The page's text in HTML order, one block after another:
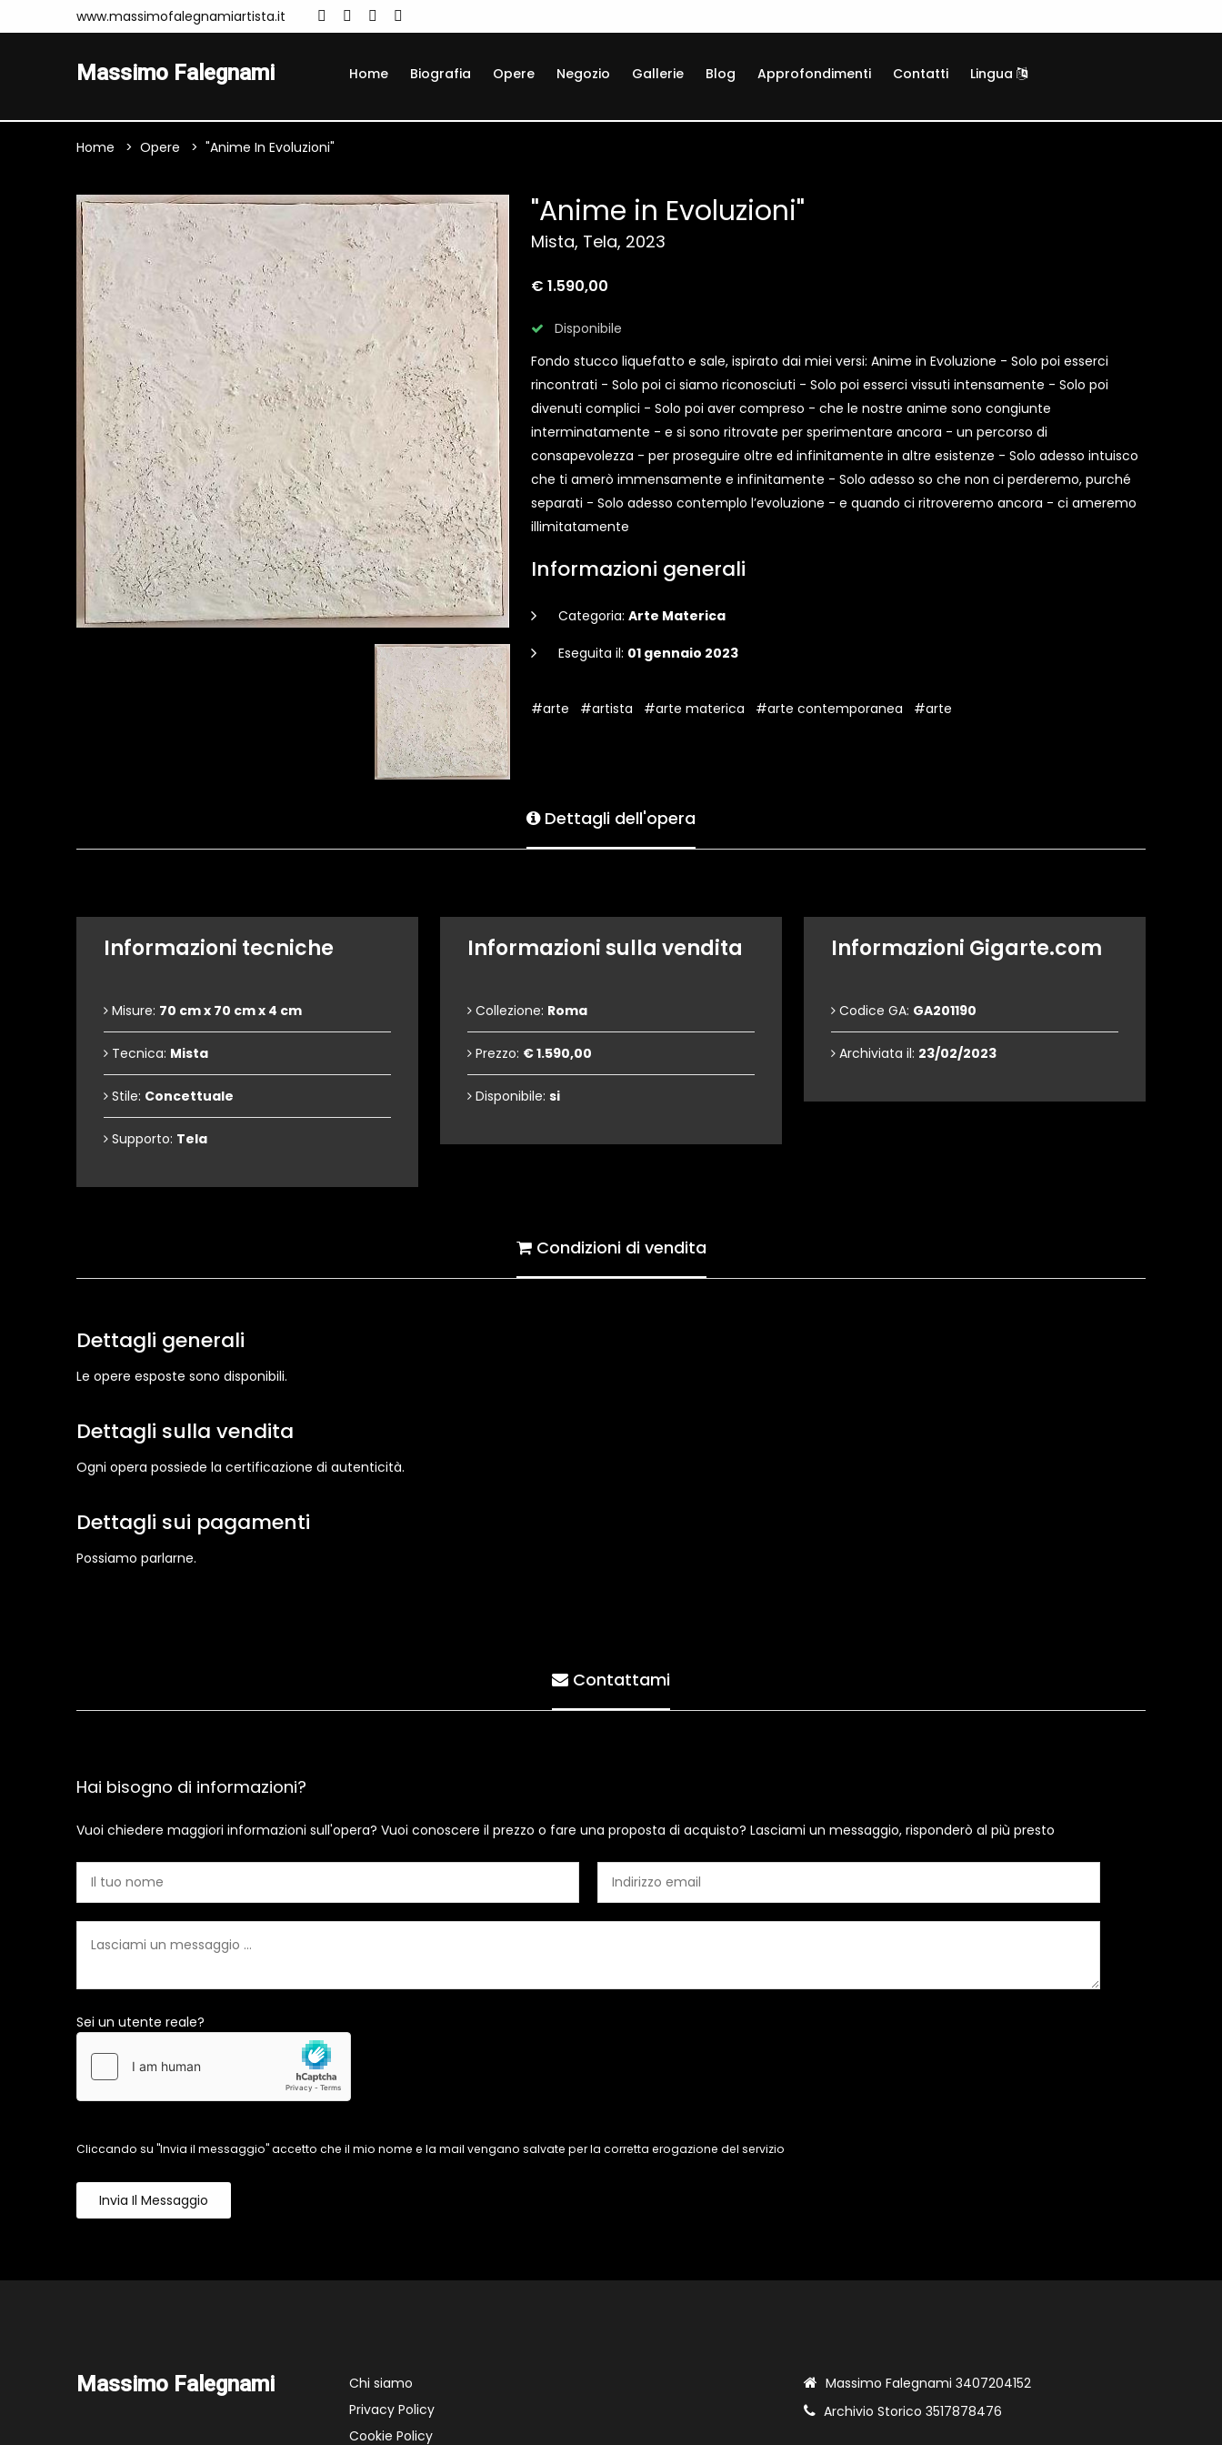
www.massimofalegnamiartista.it
Massimo Falegnami Home Biografia Opere Negozio Gallerie Blog Approfondimenti Contatti Lingua
Home Opere "Anime In Evoluzioni"
"Anime in Evoluzioni"
Mista, Tela, 2023
€ 1.590,00
Disponibile
Fondo stucco liquefatto e sale, ispirato dai miei versi: Anime in Evoluzione - Solo poi esserci
rincontrati - Solo poi ci siamo riconosciuti - Solo poi esserci vissuti intensamente - Solo poi
divenuti complici - Solo poi aver compreso - che le nostre anime sono congiunte
interminatamente - e si sono ritrovate per sperimentare ancora - un percorso di
consapevolezza - per proseguire oltre ed infinitamente in altre esistenze - Solo adesso intuisco
che ti amerò immensamente e infinitamente - Solo adesso so che non ci perderemo, purché
separati - Solo adesso contemplo l’evoluzione - e quando ci ritroveremo ancora - ci ameremo
illimitatamente
Informazioni generali
Categoria: Arte Materica
Eseguita il: 01 gennaio 2023
#arte #artista #arte materica #arte contemporanea #arte
Dettagli dell'opera
Informazioni tecniche
Misure: 70 cm x 70 cm x 4 cm
Tecnica: Mista
Stile: Concettuale
Supporto: Tela
Informazioni sulla vendita
Collezione: Roma
Prezzo: € 1.590,00
Disponibile: si
Informazioni Gigarte.com
Codice GA: GA201190
Archiviata il: 23/02/2023
Condizioni di vendita
Dettagli generali
Le opere esposte sono disponibili.
Dettagli sulla vendita
Ogni opera possiede la certificazione di autenticità.
Dettagli sui pagamenti
Possiamo parlarne.
Contattami
Hai bisogno di informazioni?
Vuoi chiedere maggiori informazioni sull'opera? Vuoi conoscere il prezzo o fare una proposta di acquisto? Lasciami un messaggio, risponderò al più presto
Sei un utente reale?
Cliccando su "Invia il messaggio" accetto che il mio nome e la mail vengano salvate per la corretta erogazione del servizio
Invia Il Messaggio
Massimo Falegnami
Chi siamo
Privacy Policy
Cookie Policy
Massimo Falegnami 3407204152
Archivio Storico 3517878476